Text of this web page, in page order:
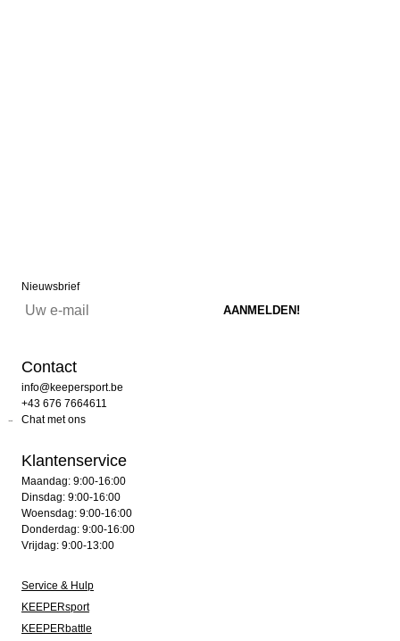
Nieuwsbrief
Contact
info@keepersport.be
+43 676 7664611
Chat met ons
Klantenservice
Maandag: 9:00-16:00
Dinsdag: 9:00-16:00
Woensdag: 9:00-16:00
Donderdag: 9:00-16:00
Vrijdag: 9:00-13:00
Service & Hulp
KEEPERsport
KEEPERbattle